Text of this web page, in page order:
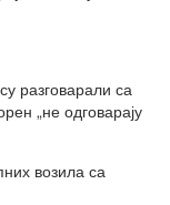
разговарали са
„не одговарају
возила са